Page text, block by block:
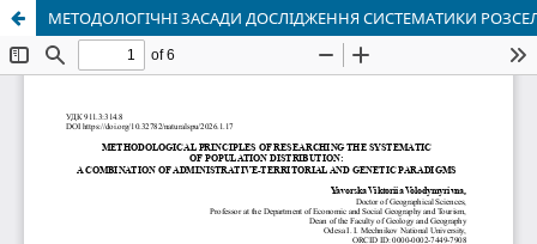
МЕТОДОЛОГІЧНІ ЗАСАДИ ДОСЛІДЖЕННЯ СИСТЕМАТИКИ